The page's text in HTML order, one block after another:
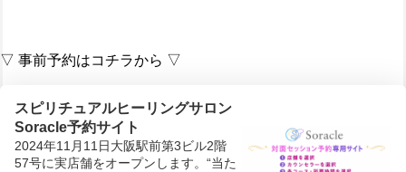
▽ 事前予約はコチラから ▽
スピリチュアルヒーリングサロン
Soracle予約サイト
2024年11月11日大阪駅前第3ビル2階
57号に実店舗をオープンします。“当た